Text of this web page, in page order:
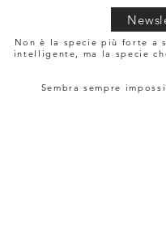
Non è la specie più forte a
intelligente, ma la specie
Sembra sempre